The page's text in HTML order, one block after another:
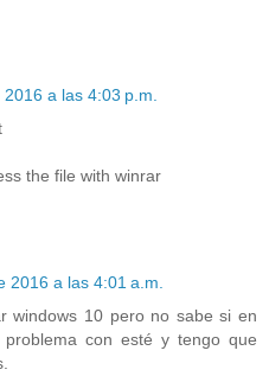
a las 4:03 p.m.
the file with winrar
2016 a las 4:01 a.m.
windows 10 pero no sabe si en
con esté y tengo que